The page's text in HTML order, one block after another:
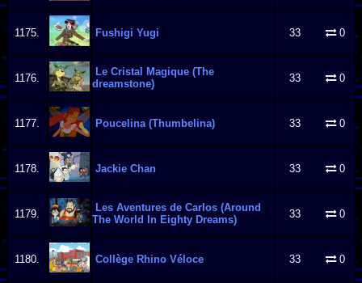
1175. Fushigi Yugi 33 0
1176.
Le Cristal Magique (The
dreamstone)
33 0
1177. Poucelina (Thumbelina) 33 0
1178. Jackie Chan 33 0
1179.
Les Aventures de Carlos (Around
The World In Eighty Dreams)
33 0
1180. Collège Rhino Véloce 33 0